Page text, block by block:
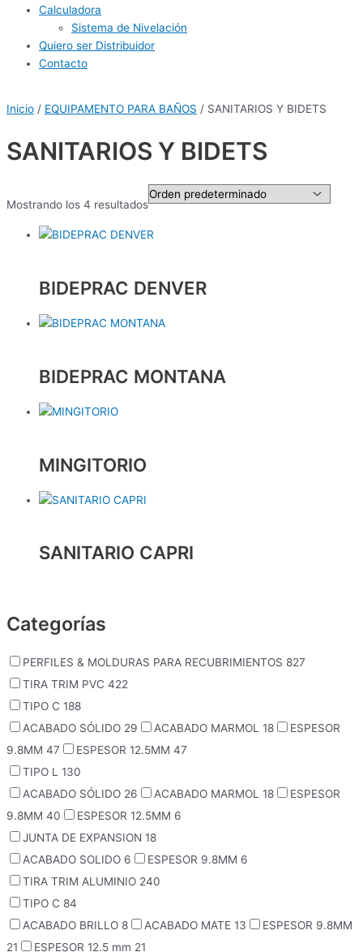
Calculadora
Sistema de Nivelación
Quiero ser Distribuidor
Contacto
Categorías
PERFILES & MOLDURAS PARA RECUBRIMIENTOS 827
TIRA TRIM PVC 422
TIPO C 188
ACABADO SÓLIDO 29 ACABADO MARMOL 18
ESPESOR
9.8MM 47 ESPESOR 12.5MM 47
TIPO L 130
ACABADO SÓLIDO 26 ACABADO MARMOL 18
ESPESOR
9.8MM 40 ESPESOR 12.5MM 6
JUNTA DE EXPANSION 18
ACABADO SOLIDO 6 ESPESOR 9.8MM 6
TIRA TRIM ALUMINIO 240
TIPO C 84
ACABADO BRILLO 8 ACABADO MATE 13
ESPESOR 9.8MM
21
ESPESOR 12.5 mm 21
Inicio / EQUIPAMENTO PARA BAÑOS / SANITARIOS Y BIDETS
SANITARIOS Y BIDETS
Mostrando los 4 resultados
BIDEPRAC DENVER
BIDEPRAC MONTANA
MINGITORIO
SANITARIO CAPRI